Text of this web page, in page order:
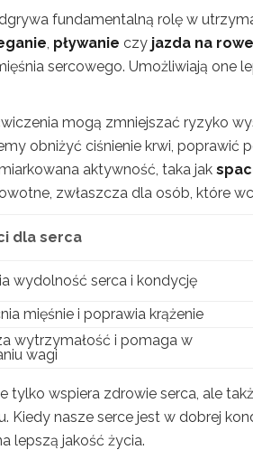
fundamentalną rolę w
, pływanie czy jazda na
sercowego. Umożliwiają one
mogą zmniejszać ryzyko
obniżyć ciśnienie krwi, poprawić
aktywność, taka jak
zwłaszcza dla osób, które
dla serca
wydolność serca i kondycję
mięśnie i poprawia krążenie
wytrzymałość i pomaga w
wagi
tylko wspiera zdrowie serca, ale
Kiedy nasze serce jest w dobrej
lepszą jakość życia.